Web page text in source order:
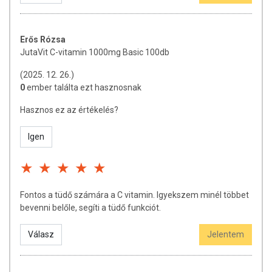
Erős Rózsa
JutaVit C-vitamin 1000mg Basic 100db
(2025. 12. 26.)
0ember találta ezt hasznosnak
Hasznos ez az értékelés?
Igen
Fontos a tüdő számára a C vitamin. Igyekszem minél többet
bevenni belőle, segíti a tüdő funkciót.
Válasz Jelentem